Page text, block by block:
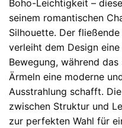
Boho-Leichtigkeit –
seinem romantischen
Silhouette. Der
verleiht dem Design
Bewegung, während
Ärmeln eine moderne
Ausstrahlung schafft.
zwischen Struktur und
zur perfekten Wahl für